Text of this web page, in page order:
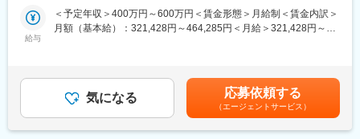
キュリティチェック・導入支援
・その他、ヘルプデスク業務や業務フローの整理と改善（ドキュ
・自分が手配・設定したタブレット端末が児童相談所の最前線に
届き、子どもたちを支援する業務に直結します。「自分の仕事が
子どもたちの安全に寄与している」という強い手触り感を持って
働くことができます。
です。自治体向け業務支援システム「AiCAN」は、現場で実際に
児童相談業務に携わってきた専門家の知見と、AI・データ活用を
安全を守る社会インフラの構築を目指しています。
給与
＜予定年収＞400万円～600万円＜賃金形態＞月給制＜賃金内訳＞
月額（基本給）：321,428円～464,285円＜月給＞321,428円～
る可能性があります。月給(月額)は固定手当を含めた表記です。
気になる 応募依頼する
（エージェントサービス）